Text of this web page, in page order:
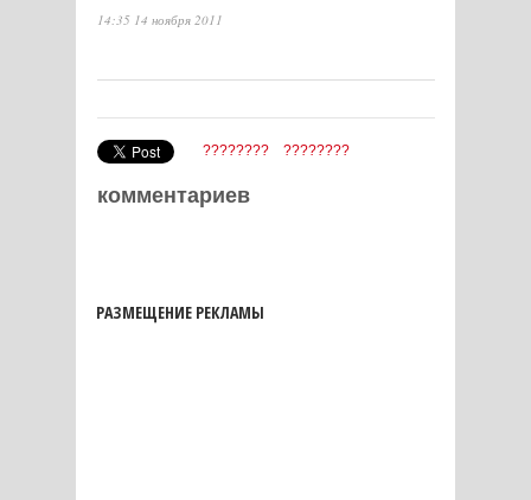
14:35 14 ноября 2011
???????? ????????
комментариев
РАЗМЕЩЕНИЕ РЕКЛАМЫ